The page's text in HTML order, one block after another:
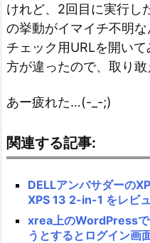
けれど、2回目に実行し
の挙動がイマイチ不明
チェック用URLを開い
方が違ったので、取り敢
あー疲れた…(-_-;)
関連する記事:
DELLアンバサダーの
XPS 13 2-in-1 をレビ
xrea上のWordPressで
うとするとログイン画